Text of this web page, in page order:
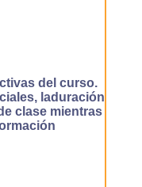
del curso.
laduración
clase mientras